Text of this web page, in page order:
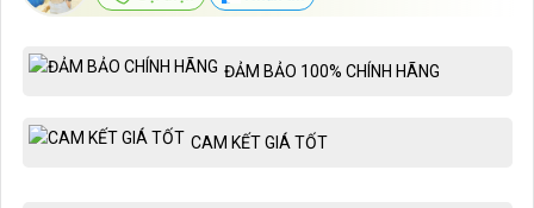
ĐẢM BẢO 100% CHÍNH HÃNG
CAM KẾT GIÁ TỐT